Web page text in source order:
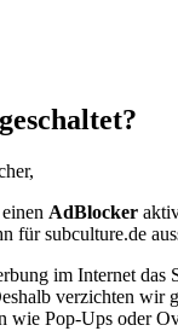
AdBlocker
für subculture.de
im Internet das
verzichten wir
wie Pop-Ups oder